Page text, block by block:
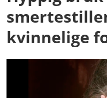
kvinnelige